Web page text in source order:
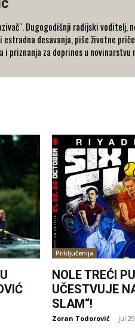
Dugogodišnji radijski voditelj,
desavanja, piše životne
i priznanja za doprinos u
Priključenija
NOLE TREĆI
UČESTVUJE
SLAM“!
Zoran Todorović - jul